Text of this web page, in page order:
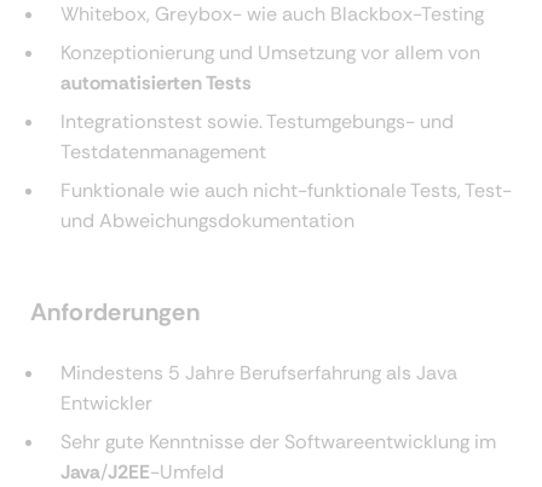
Whitebox, Greybox- wie auch Blackbox-Testing
Konzeptionierung und Umsetzung vor allem von
automatisierten Tests
Integrationstest sowie. Testumgebungs- und
Testdatenmanagement
Funktionale wie auch nicht-funktionale Tests, Test-
und Abweichungsdokumentation
Anforderungen
Mindestens 5 Jahre Berufserfahrung als Java
Entwickler
Sehr gute Kenntnisse der Softwareentwicklung im
Java/J2EE-Umfeld